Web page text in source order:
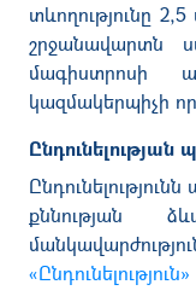
տևողությունը 2,5
շրջանավարտն
մագիստրոսի
կազմակերպիչի
Ընդունելության
քննության
«Ընդունելություն»